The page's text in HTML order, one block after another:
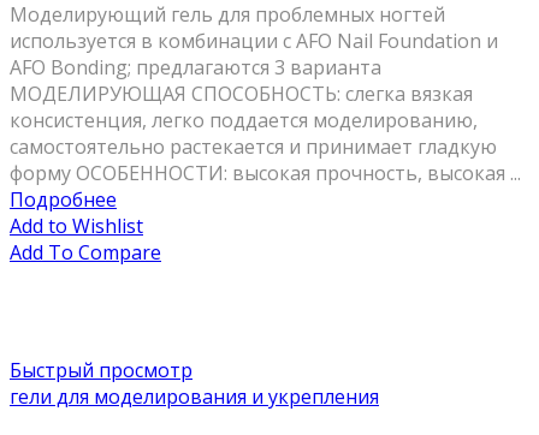
Моделирующий гель для проблемных ногтей
используется в комбинации с AFO Nail Foundation и
AFO Bonding; предлагаются 3 варианта
МОДЕЛИРУЮЩАЯ СПОСОБНОСТЬ: слегка вязкая
консистенция, легко поддается моделированию,
самостоятельно растекается и принимает гладкую
форму ОСОБЕННОСТИ: высокая прочность, высокая ...
Подробнее
Add to Wishlist
Add To Compare
Быстрый просмотр
гели для моделирования и укрепления